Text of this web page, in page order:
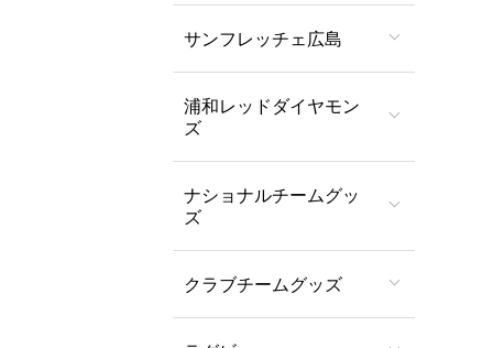
サンフレッチェ広島
浦和レッドダイヤモン
ズ
ナショナルチームグッ
ズ
クラブチームグッズ